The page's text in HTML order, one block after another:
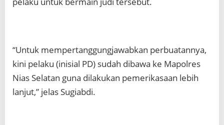
“Untuk mempertanggungjawabkan perbuatannya,
kini pelaku (inisial PD) sudah dibawa ke Mapolres
Nias Selatan guna dilakukan pemerikasaan lebih
lanjut,” jelas Sugiabdi.